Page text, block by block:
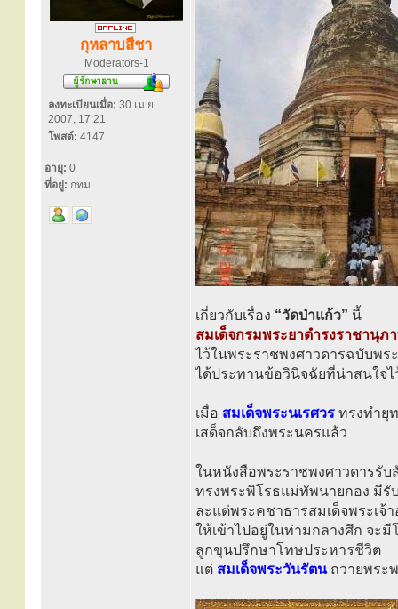
กุหลาบสีชา
Moderators-1
ลงทะเบียนเมื่อ: 30 เม.ย.
2007, 17:21
โพสต์: 4147
อายุ: 0
ที่อยู่: กทม.
เกี่ยวกับเรื่อง “วัดป่าแก้ว” นี้
สมเด็จกรมพระยาดำรงราชานุภ
ไว้ในพระราชพงศาวดารฉบับพร
ได้ประทานข้อวินิจฉัยที่น่าสนใจ
เมื่อ สมเด็จพระนเรศวร ทรงทำยุ
เสด็จกลับถึงพระนครแล้ว
ในหนังสือพระราชพงศาวดารรับ
ทรงพระพิโรธแม่ทัพนายกอง มีรั
ละแต่พระคชาธารสมเด็จพระเจ้
ให้เข้าไปอยู่ในท่ามกลางศึก จะ
ลูกขุนปรึกษาโทษประหารชีวิต
แต่ สมเด็จพระวันรัตนถวายพระ